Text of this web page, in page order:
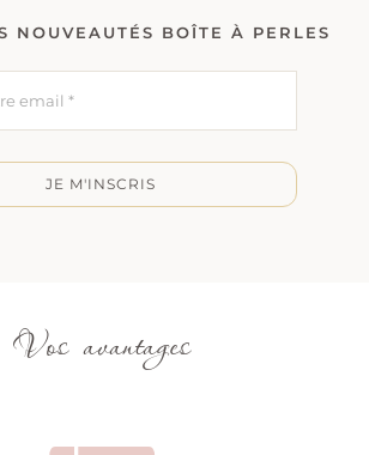
NOUVEAUTÉS BOÎTE À PERLES
JE M'INSCRIS
Vos avantages